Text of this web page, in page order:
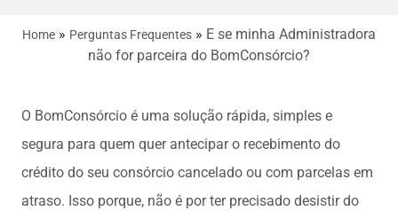
Home » Perguntas Frequentes » E se minha Administradora
não for parceira do BomConsórcio?
O BomConsórcio é uma solução rápida, simples e
segura para quem quer antecipar o recebimento do
crédito do seu consórcio cancelado ou com parcelas em
atraso. Isso porque, não é por ter precisado desistir do